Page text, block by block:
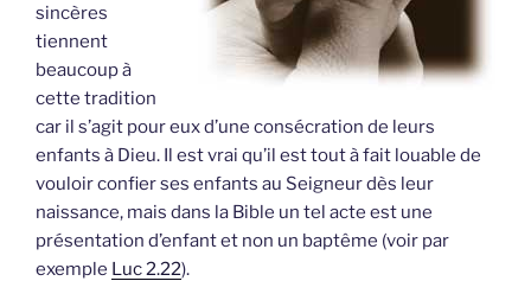
sincères
tiennent
beaucoup à
cette tradition
car il s’agit pour eux d’une consécration de leurs
enfants à Dieu. Il est vrai qu’il est tout à fait louable de
vouloir confier ses enfants au Seigneur dès leur
naissance, mais dans la Bible un tel acte est une
présentation d’enfant et non un baptême (voir par
exemple Luc 2.22).